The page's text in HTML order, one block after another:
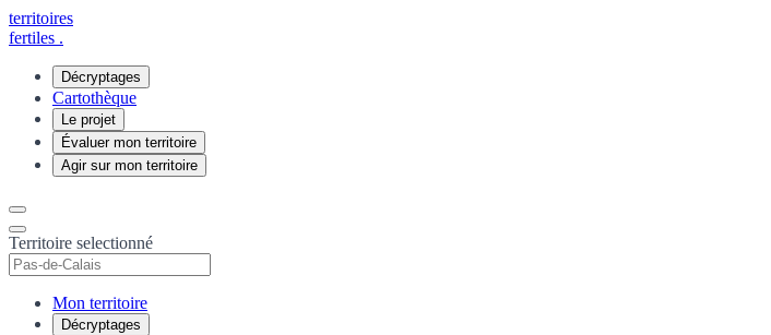
territoires
fertiles .
Décryptages
Cartothèque
Le projet
Évaluer mon territoire
Agir sur mon territoire
Territoire selectionné
Mon territoire
Décryptages